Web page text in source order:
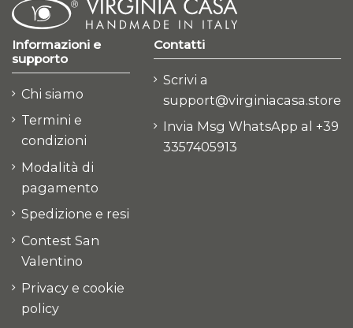
Informazioni e
supporto
Chi siamo
Termini e
condizioni
Modalità di
pagamento
Spedizione e resi
Contest San
Valentino
Privacy e cookie
policy
Contatti
Scrivi a
support@virginiacasa.store
Invia Msg WhatsApp al +39
3357405913